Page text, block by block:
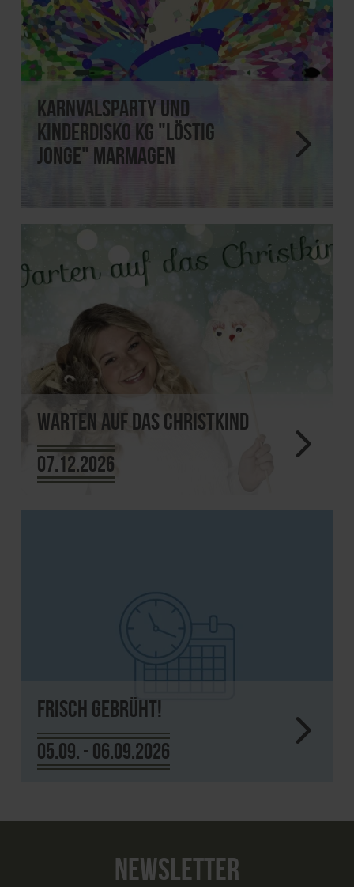
Karnvalsparty und
Kinderdisko KG "Löstig
Jonge" Marmagen
Warten auf das Christkind
07.12.2026
Frisch gebrüht!
05.09. - 06.09.2026
NEWSLETTER